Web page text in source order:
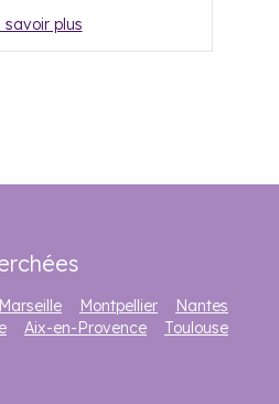
savoir plus
Marseille Montpellier
Nantes
Aix-en-Provence Toulouse